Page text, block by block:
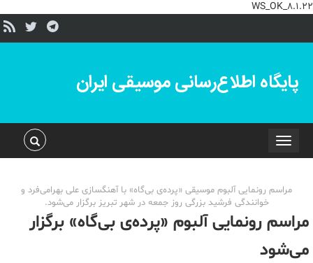
WS_OK_8.1.22
پایگاه اطلاع‌رسانی موسیقی ایران
Toggle
navigation
مراسم رونمایی آلبوم موسیقی «پرده‌ی بی‌گاه» با آهنگسازی علی بهرامی‌فرد و
خوانندگی فرشید بزرگی روز جمعه در شهر تبریز برگزار می‌شود.
مراسم رونمایی آلبوم «پرده‌ی بی‌گاه» برگزار
می‌شود